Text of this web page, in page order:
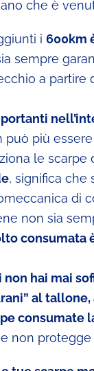
che è
i 600km
sempre
a partire
può più
le
, significa che
di
non sia
consumata
non hai mai
al
consumate
non